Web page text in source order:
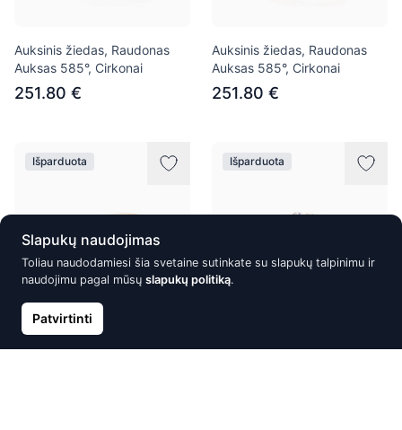
Auksinis žiedas, Raudonas
Auksas 585°, Cirkonai
251.80 €
Auksinis žiedas, Raudonas
Auksas 585°, Cirkonai
251.80 €
Išparduota Išparduota
Slapukų naudojimas
Toliau naudodamiesi šia svetaine sutinkate su slapukų talpinimu ir
naudojimu pagal mūsų slapukų politiką.
Patvirtinti